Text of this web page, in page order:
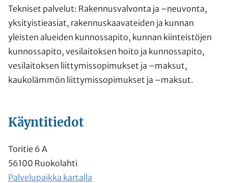
Tekniset palvelut: Rakennusvalvonta ja –neuvonta,
yksityistieasiat, rakennuskaavateiden ja kunnan
yleisten alueiden kunnossapito, kunnan kiinteistöjen
kunnossapito, vesilaitoksen hoito ja kunnossapito,
vesilaitoksen liittymissopimukset ja –maksut,
kaukolämmön liittymissopimukset ja –maksut.
Käyntitiedot
Toritie 6 A
56100 Ruokolahti
Palvelupaikka kartalla